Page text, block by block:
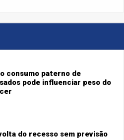
consumo paterno de
pode influenciar peso do
do recesso sem previsão